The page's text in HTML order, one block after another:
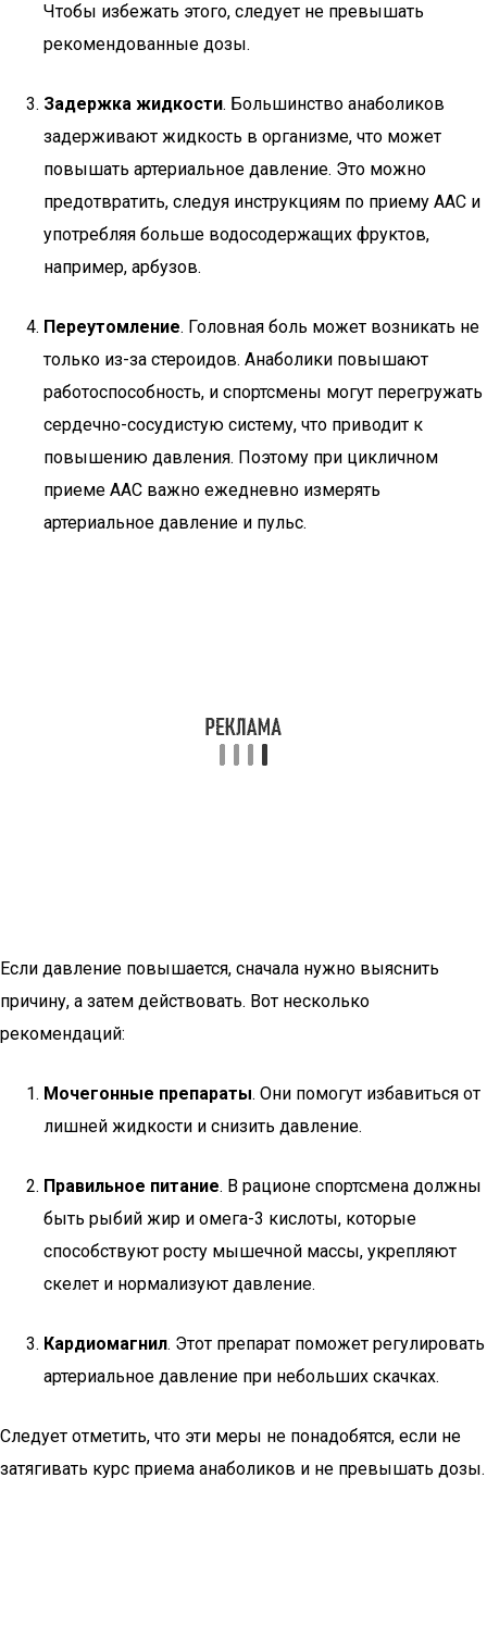
Чтобы избежать этого, следует не превышать
рекомендованные дозы.
Задержка жидкости. Большинство анаболиков
задерживают жидкость в организме, что может
повышать артериальное давление. Это можно
предотвратить, следуя инструкциям по приему ААС и
употребляя больше водосодержащих фруктов,
например, арбузов.
Переутомление. Головная боль может возникать не
только из-за стероидов. Анаболики повышают
работоспособность, и спортсмены могут перегружать
сердечно-сосудистую систему, что приводит к
повышению давления. Поэтому при цикличном
приеме ААС важно ежедневно измерять
артериальное давление и пульс.
Если давление повышается, сначала нужно выяснить
причину, а затем действовать. Вот несколько
рекомендаций:
Мочегонные препараты. Они помогут избавиться от
лишней жидкости и снизить давление.
Правильное питание. В рационе спортсмена должны
быть рыбий жир и омега-3 кислоты, которые
способствуют росту мышечной массы, укрепляют
скелет и нормализуют давление.
Кардиомагнил. Этот препарат поможет регулировать
артериальное давление при небольших скачках.
Следует отметить, что эти меры не понадобятся, если не
затягивать курс приема анаболиков и не превышать дозы.